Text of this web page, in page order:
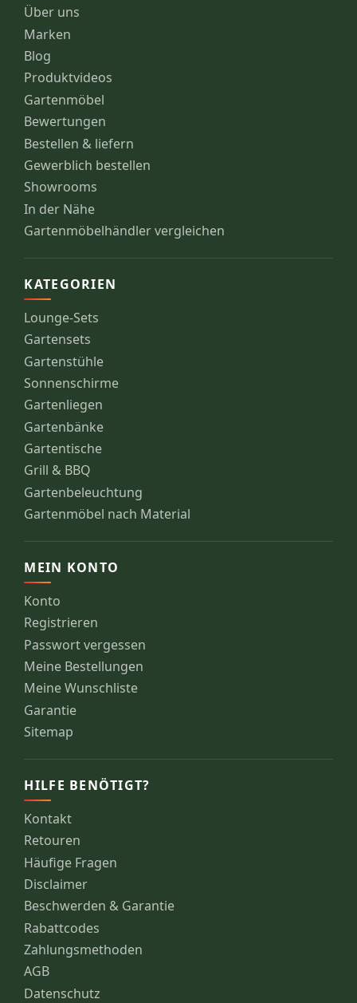
Über uns
Marken
Blog
Produktvideos
Gartenmöbel
Bewertungen
Bestellen & liefern
Gewerblich bestellen
Showrooms
In der Nähe
Gartenmöbelhändler vergleichen
KATEGORIEN
Lounge-Sets
Gartensets
Gartenstühle
Sonnenschirme
Gartenliegen
Gartenbänke
Gartentische
Grill & BBQ
Gartenbeleuchtung
Gartenmöbel nach Material
MEIN KONTO
Konto
Registrieren
Passwort vergessen
Meine Bestellungen
Meine Wunschliste
Garantie
Sitemap
HILFE BENÖTIGT?
Kontakt
Retouren
Häufige Fragen
Disclaimer
Beschwerden & Garantie
Rabattcodes
Zahlungsmethoden
AGB
Datenschutz